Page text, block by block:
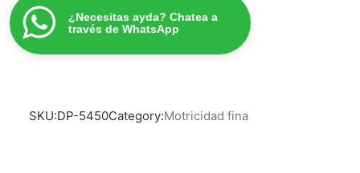
¿Necesitas ayda? Chatea a
través de WhatsApp
SKU:DP-5450Category:Motricidad fina